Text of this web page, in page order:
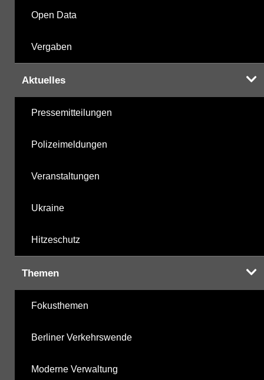
Open Data
Vergaben
Aktuelles
Pressemitteilungen
Polizeimeldungen
Veranstaltungen
Ukraine
Hitzeschutz
Themen
Fokusthemen
Berliner Verkehrswende
Moderne Verwaltung